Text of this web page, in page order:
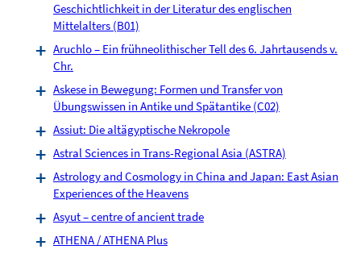
Geschichtlichkeit in der Literatur des englischen
Mittelalters (B01)
Aruchlo – Ein frühneolithischer Tell des 6. Jahrtausends v.
Chr.
Askese in Bewegung: Formen und Transfer von
Übungswissen in Antike und Spätantike (C02)
Assiut: Die altägyptische Nekropole
Astral Sciences in Trans-Regional Asia (ASTRA)
Astrology and Cosmology in China and Japan: East Asian
Experiences of the Heavens
Asyut – centre of ancient trade
ATHENA / ATHENA Plus